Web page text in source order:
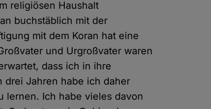
religiösen Haushalt
buchstäblich mit der
mit dem Koran hat eine
und Urgroßvater waren
dass ich in ihre
drei Jahren habe ich daher
lernen. Ich habe vieles davon